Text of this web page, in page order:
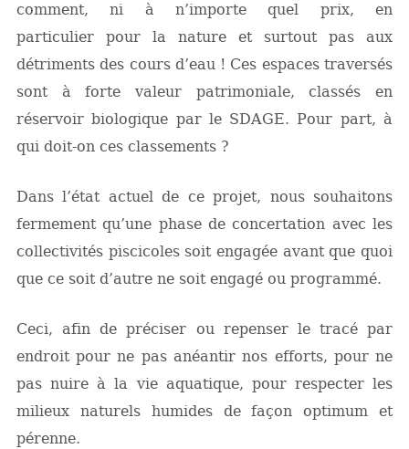
comment, ni à n’importe quel prix, en
particulier pour la nature et surtout pas aux
détriments des cours d’eau ! Ces espaces traversés
sont à forte valeur patrimoniale, classés en
réservoir biologique par le SDAGE. Pour part, à
qui doit-on ces classements ?
Dans l’état actuel de ce projet, nous souhaitons
fermement qu’une phase de concertation avec les
collectivités piscicoles soit engagée avant que quoi
que ce soit d’autre ne soit engagé ou programmé.
Ceci, afin de préciser ou repenser le tracé par
endroit pour ne pas anéantir nos efforts, pour ne
pas nuire à la vie aquatique, pour respecter les
milieux naturels humides de façon optimum et
pérenne.